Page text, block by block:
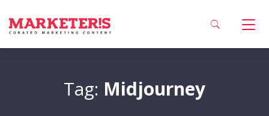
Tag: Midjourney